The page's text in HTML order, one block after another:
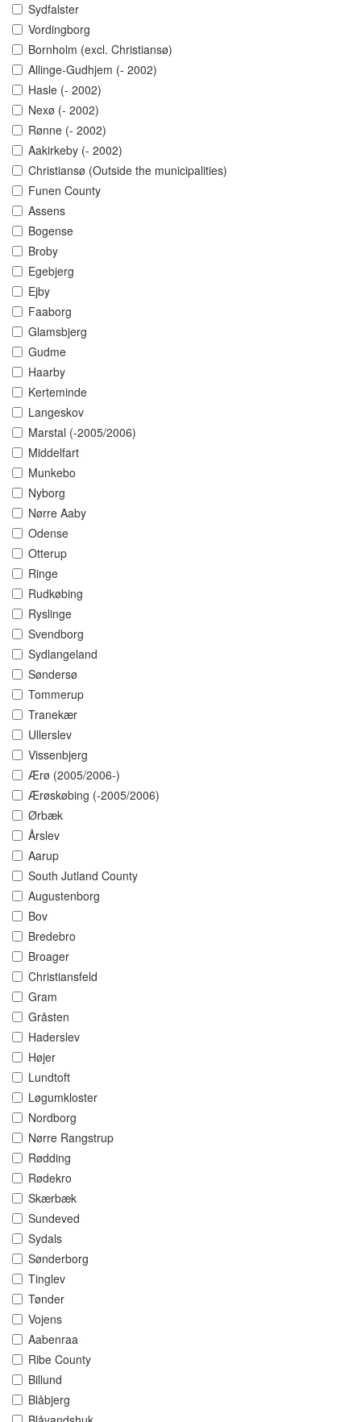
Sydfalster
Vordingborg
Bornholm (excl. Christiansø)
Allinge-Gudhjem (- 2002)
Hasle (- 2002)
Nexø (- 2002)
Rønne (- 2002)
Aakirkeby (- 2002)
Christiansø (Outside the municipalities)
Funen County
Assens
Bogense
Broby
Egebjerg
Ejby
Faaborg
Glamsbjerg
Gudme
Haarby
Kerteminde
Langeskov
Marstal (-2005/2006)
Middelfart
Munkebo
Nyborg
Nørre Aaby
Odense
Otterup
Ringe
Rudkøbing
Ryslinge
Svendborg
Sydlangeland
Søndersø
Tommerup
Tranekær
Ullerslev
Vissenbjerg
Ærø (2005/2006-)
Ærøskøbing (-2005/2006)
Ørbæk
Årslev
Aarup
South Jutland County
Augustenborg
Bov
Bredebro
Broager
Christiansfeld
Gram
Gråsten
Haderslev
Højer
Lundtoft
Løgumkloster
Nordborg
Nørre Rangstrup
Rødding
Rødekro
Skærbæk
Sundeved
Sydals
Sønderborg
Tinglev
Tønder
Vojens
Aabenraa
Ribe County
Billund
Blåbjerg